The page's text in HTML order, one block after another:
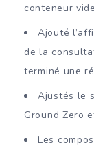
conteneur
Ajouté
de la
terminé une
Ajustés le
Ground Zero
Les